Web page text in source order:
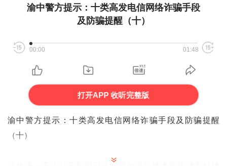
渝中警方提示：十类高发电信网络诈骗手段
及防骗提醒（十）
00:00 01:48
打开APP 收听完整版
渝中警方提示：十类高发电信网络诈骗手段及防骗提醒
（十）